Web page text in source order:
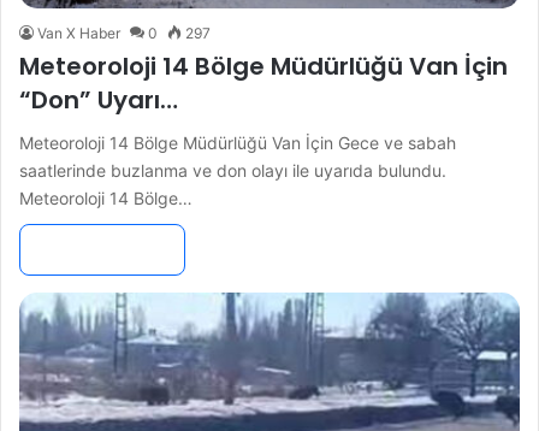
Van X Haber 0 297
Meteoroloji 14 Bölge Müdürlüğü Van İçin
“Don” Uyarı…
Meteoroloji 14 Bölge Müdürlüğü Van İçin Gece ve sabah
saatlerinde buzlanma ve don olayı ile uyarıda bulundu.
Meteoroloji 14 Bölge…